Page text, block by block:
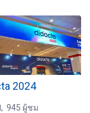
2024
, 945 ผู้ชม